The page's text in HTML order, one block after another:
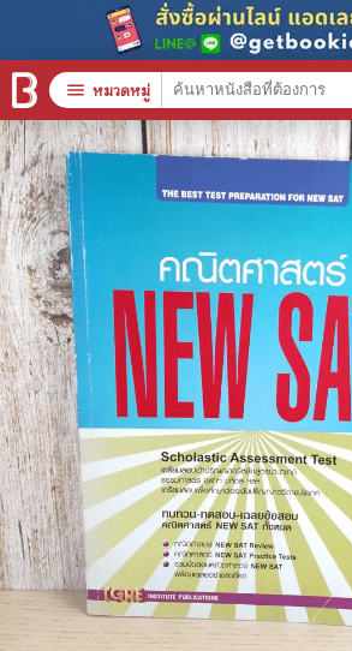
menu หมวดหมู่
หมวดหมู่สิน
หนังสือทั้งหมด
stars สินค้าใช้เฉพาะแต้มเท่านั้น
📚 หนังสือทั่วไป
🦄 วรรณกรรม นิยาย เรื่องสั้น
🎓 การศึกษา
😼 หนังสือการ์ตูน
🐲 หนังสือเด็ก
📕 นิตยสาร
🌎 International Books